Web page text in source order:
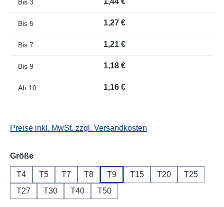
Bis 3
Bis 5 1,27 €
Bis 7 1,21 €
Bis 9 1,18 €
Ab 10 1,16 €
Preise inkl. MwSt. zzgl. Versandkosten
Größeauswählen
T4 T5 T7 T8 T9 T15 T20
T25
T27
T30 T40 T50